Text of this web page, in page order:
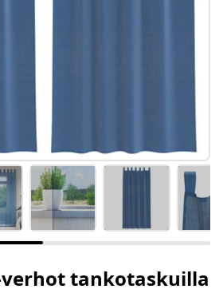
verhot tankotaskuilla